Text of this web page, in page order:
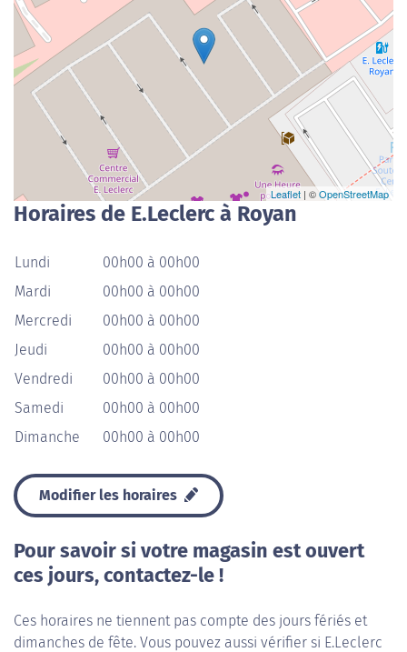
Leaflet | ©OpenStreetMap
Horaires de E.Leclerc à Royan
Lundi
00h00 à 00h00
Mardi
00h00 à 00h00
Mercredi
00h00 à 00h00
Jeudi
00h00 à 00h00
Vendredi
00h00 à 00h00
Samedi
00h00 à 00h00
Dimanche
00h00 à 00h00
Modifier les horaires
Pour savoir si votre magasin est ouvert
ces jours, contactez-le !
Ces horaires ne tiennent pas compte des jours fériés et
dimanches de fête. Vous pouvez aussi vérifier si E.Leclerc